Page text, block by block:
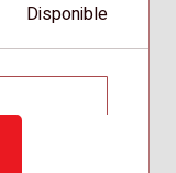
Disponible